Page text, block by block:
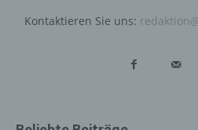
Kontaktieren Sie uns:
wiederzuerkennen. Zweck
Cookies verwendet, muss